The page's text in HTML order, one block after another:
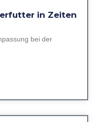
in Zeiten
bei der